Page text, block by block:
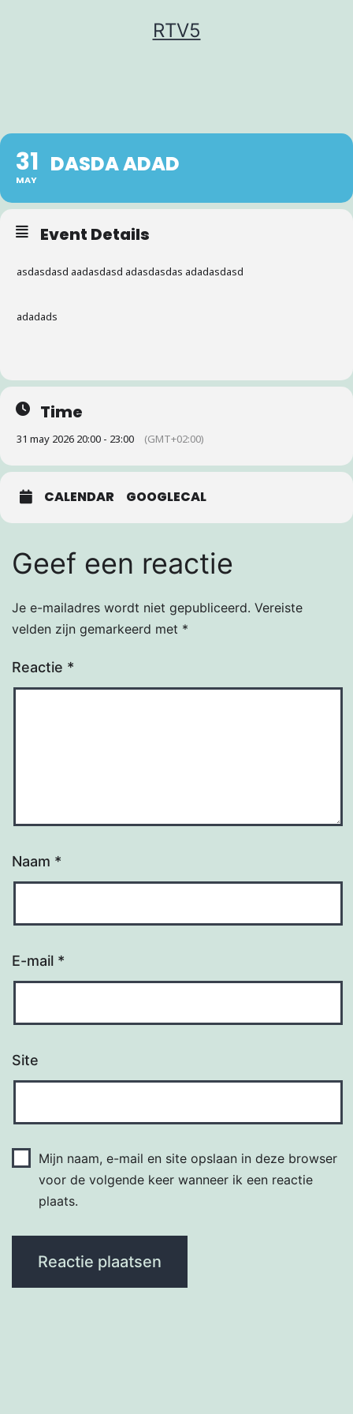
RTV5
31
MAY
DASDA ADAD
Event Details
asdasdasd aadasdasd adasdasdas adadasdasd
adadads
Time
31 may 2026 20:00 - 23:00 (GMT+02:00)
CALENDAR GOOGLECAL
Geef een reactie
Je e-mailadres wordt niet gepubliceerd. Vereiste
velden zijn gemarkeerd met *
Reactie *
Naam *
E-mail *
Site
Mijn naam, e-mail en site opslaan in deze browser
voor de volgende keer wanneer ik een reactie
plaats.